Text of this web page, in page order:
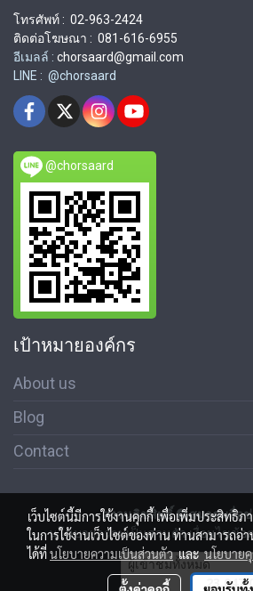
โทรศัพท์ : 02-963-2424
ติดต่อโฆษณา : 081-616-6955
อีเมลล์ : chorsaard@gmail.com
LINE : @chorsaard
@chorsaard
เป้าหมายองค์กร
About us
Blog
Contact
สงวนลิขสิทธิ์ © สมาคมสื่อช่
นโนบายความเป็นส่วนตัว เงื่อนไขข้อ
ผู้เข้าชมทั้งหมด
เว็บไซต์นี้มีการใช้งานคุกกี้ เพื่อเพิ่มประสิทธิ
ในการใช้งานเว็บไซต์ของท่าน ท่านสามารถอ่
ได้ที่นโยบายความเป็นส่วนตัวและนโยบาย